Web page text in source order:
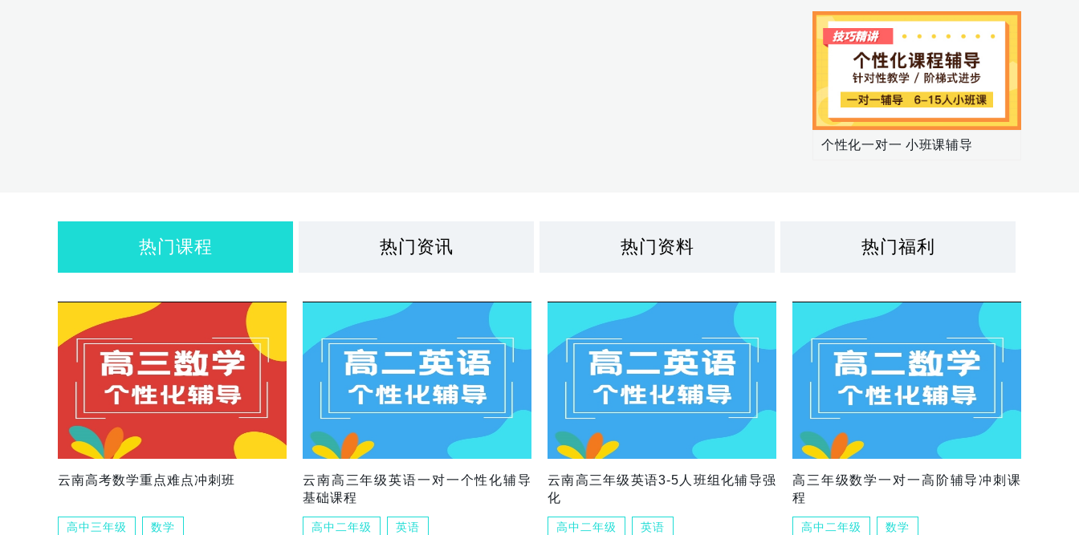
个性化一对一 小班课辅导
热门课程 热门资讯 热门资料 热门福利
云南高考数学重点难点冲刺班
高中三年级 数学
云南高三年级英语一对一个性化辅导
基础课程
高中二年级 英语
云南高三年级英语3-5人班组化辅导强
化
高中二年级 英语
高三年级数学一对一高阶辅导冲刺课
程
高中二年级 数学